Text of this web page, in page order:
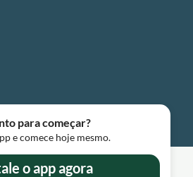
para começar?
e comece hoje mesmo.
o app agora